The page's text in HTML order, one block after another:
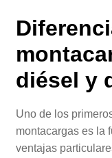
diésel y
Uno de los
montacargas es la
ventajas